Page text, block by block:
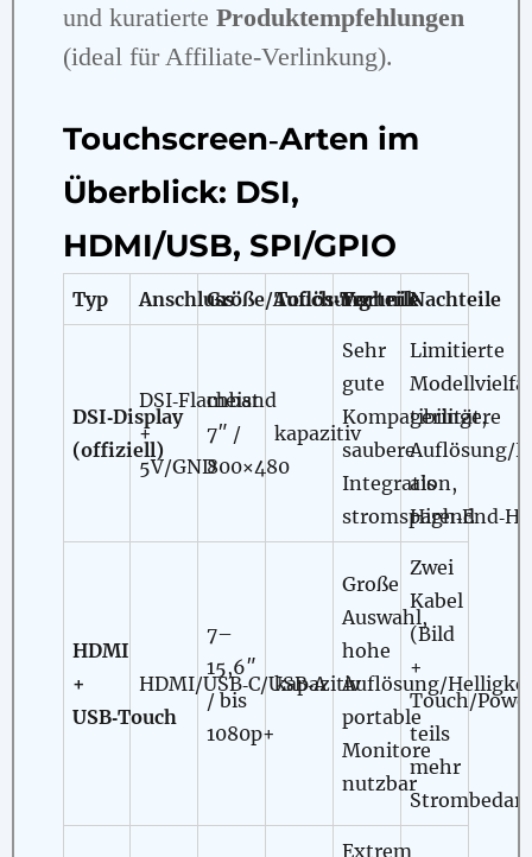
und kuratierte Produktempfehlungen
(ideal für Affiliate‑Verlinkung).
Touchscreen‑Arten im
Überblick: DSI,
HDMI/USB, SPI/GPIO
Typ AnschlussGröße/Auflösung
Touch‑Technik
VorteileNachteile
DSI‑Display
(offiziell)
DSI‑Flachband
+
5V/GND
meist
7″ /
800×480
kapazitiv
Sehr
gute
Kompatibilität,
saubere
Integration,
stromsparend
Limitierte
geringere
Auflösung/
als
HDMI
+
USB‑Touch
HDMI/USB‑C/USB‑A
7–
15,6″
/ bis
1080p+
kapazitiv
Große
Auswahl,
hohe
Auflösung/
portable
Monitore
nutzbar
Zwei
Kabel
(Bild
+
Touch/
teils
mehr
Strombedarf
Extrem